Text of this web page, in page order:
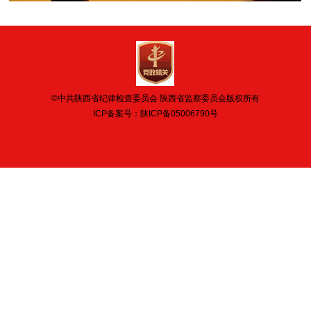
©中共陕西省纪律检查委员会 陕西省监察委员会版权所有
ICP备案号： 陕ICP备05006790号